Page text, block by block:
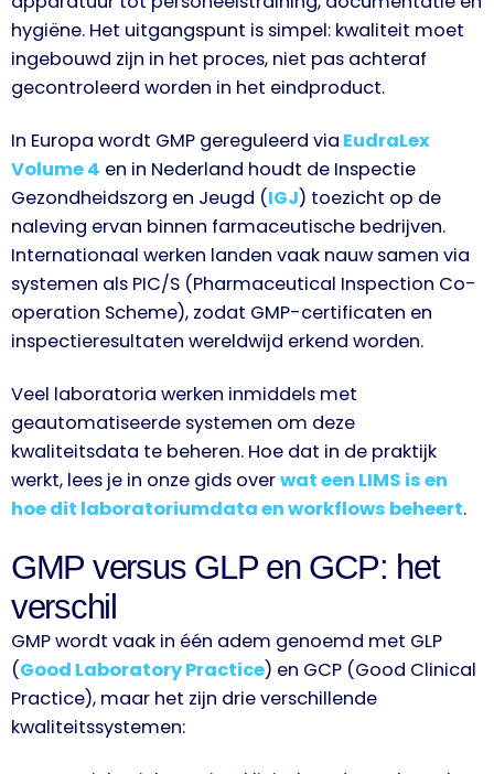
hygiëne. Het uitgangspunt is simpel: kwaliteit moet
ingebouwd zijn in het proces, niet pas achteraf
gecontroleerd worden in het eindproduct.
In Europa wordt GMP gereguleerd via EudraLex
Volume 4 en in Nederland houdt de Inspectie
Gezondheidszorg en Jeugd (IGJ) toezicht op de
naleving ervan binnen farmaceutische bedrijven.
Internationaal werken landen vaak nauw samen via
systemen als PIC/S (Pharmaceutical Inspection Co-
operation Scheme), zodat GMP-certificaten en
inspectieresultaten wereldwijd erkend worden.
Veel laboratoria werken inmiddels met
geautomatiseerde systemen om deze
kwaliteitsdata te beheren. Hoe dat in de praktijk
werkt, lees je in onze gids overwat een LIMS is en
hoe dit laboratoriumdata en workflows beheert.
GMP versus GLP en GCP: het
verschil
GMP wordt vaak in één adem genoemd met GLP
(Good Laboratory Practice) en GCP (Good Clinical
Practice), maar het zijn drie verschillende
kwaliteitssystemen: